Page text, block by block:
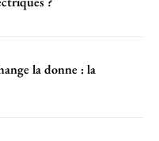
la donne : la